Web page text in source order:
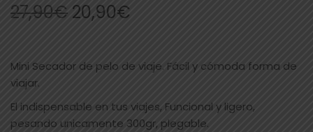
27,90€ 20,90€
Mini Secador de pelo de viaje. Fácil y cómoda forma de
viajar.
El indispensable en tus viajes, Funcional y ligero,
pesando unicamente 300gr, plegable.